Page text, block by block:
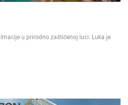
u prirodno zaštićenoj luci. Luka je